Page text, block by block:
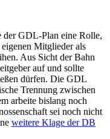
der GDL-Plan eine Rolle,
Mitglieder als
Aus Sicht der Bahn
auf und sollte
dürfen. Die GDL
Trennung zwischen
arbeite bislang noch
sei noch nicht
weitere Klage der DB